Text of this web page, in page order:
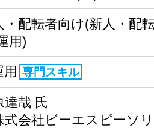
・配転者向け(新人・配
用)
用 専門スキル
達哉 氏
式会社ビーエスピー